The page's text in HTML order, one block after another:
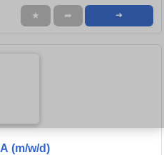
★ ➦ ➜
(m/w/d)